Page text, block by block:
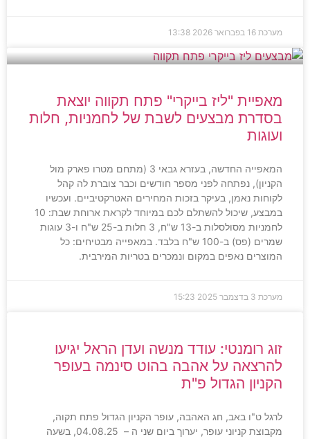
מערכת 16 בפברואר 2026 13:38
מאפיית "ליז בייקרי" פתח תקווה יוצאת
בסדרת מבצעים לשבת של לחמניות, חלות
ועוגות
המאפייה החדשה, בעזרא גבאי 3 (מתחם מטרו פארק מול
הקניון), נפתחה לפני מספר חודשים וכבר צוברת לה קהל
לקוחות נאמן, בעיקר בזכות המחירים האטרקטיביים. ועכשיו
במבצע, שיכול להשתלם לכם במיוחד לקראת ארוחת שבת: 10
לחמניות מסולסלות ב-13 ש"ח, 3 חלות ב-25 ש"ח ו-3 עוגות
שמרים (פס) ב-100 ש"ח בלבד. במאפייה מבטיחים: כל
המוצרים נאפים במקום ונמכרים בטריות המירבית.
מערכת 3 בדצמבר 2025 15:23
זוג רומנטי: עודד מנשה ועדן הראל יגיעו
להרצאה על אהבה בהוט סינמה בעופר
הקניון הגדול פ"ת
לרגל ט"ו באב, חג האהבה, עופר הקניון הגדול פתח תקוה,
מקבוצת קניוני עופר, יערוך ביום שני ה – 04.08.25, בשעה